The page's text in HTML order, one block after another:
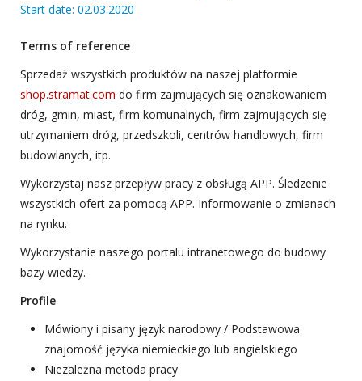
Start date: 02.03.2020
Terms of reference
Sprzedaż wszystkich produktów na naszej platformie
shop.stramat.com do firm zajmujących się oznakowaniem
dróg, gmin, miast, firm komunalnych, firm zajmujących się
utrzymaniem dróg, przedszkoli, centrów handlowych, firm
budowlanych, itp.
Wykorzystaj nasz przepływ pracy z obsługą APP. Śledzenie
wszystkich ofert za pomocą APP. Informowanie o zmianach
na rynku.
Wykorzystanie naszego portalu intranetowego do budowy
bazy wiedzy.
Profile
Mówiony i pisany język narodowy / Podstawowa
znajomość języka niemieckiego lub angielskiego
Niezależna metoda pracy